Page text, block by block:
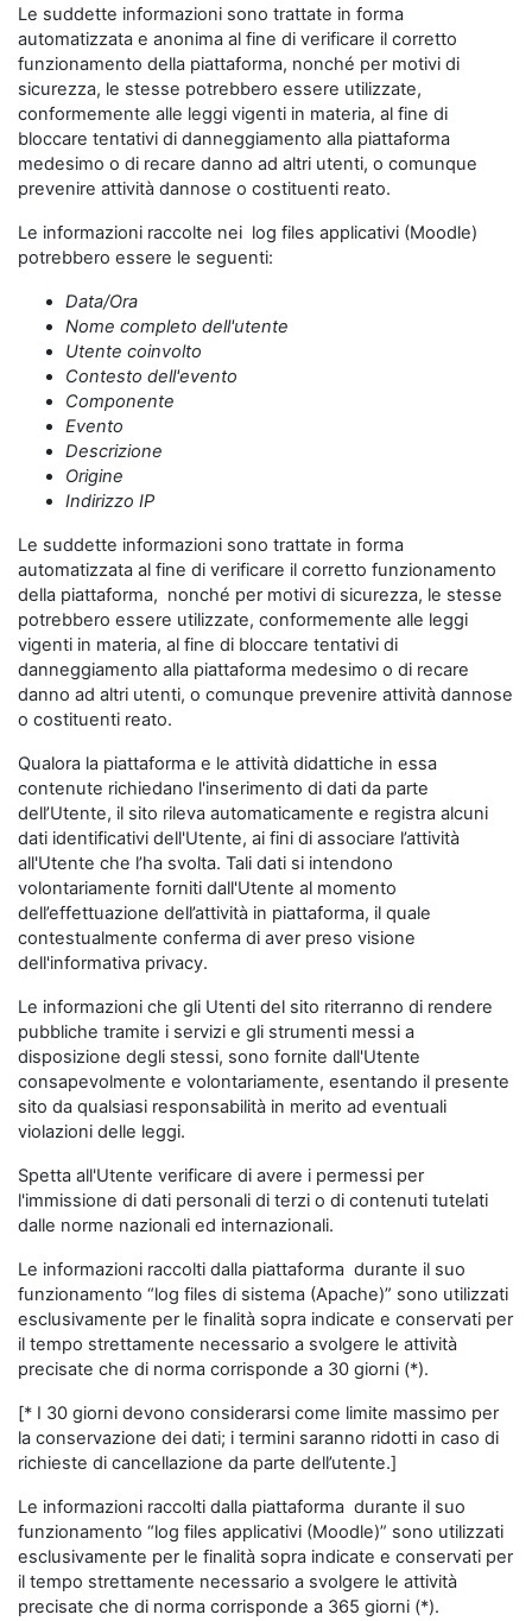
Le suddette informazioni sono trattate in forma
automatizzata e anonima al fine di verificare il corretto
funzionamento della piattaforma, nonché per motivi di
sicurezza, le stesse potrebbero essere utilizzate,
conformemente alle leggi vigenti in materia, al fine di
bloccare tentativi di danneggiamento alla piattaforma
medesimo o di recare danno ad altri utenti, o comunque
prevenire attività dannose o costituenti reato.
Le informazioni raccolte nei log files applicativi (Moodle)
potrebbero essere le seguenti:
Data/Ora
Nome completo dell'utente
Utente coinvolto
Contesto dell'evento
Componente
Evento
Descrizione
Origine
Indirizzo IP
Le suddette informazioni sono trattate in forma
automatizzata al fine di verificare il corretto funzionamento
della piattaforma, nonché per motivi di sicurezza, le stesse
potrebbero essere utilizzate, conformemente alle leggi
vigenti in materia, al fine di bloccare tentativi di
danneggiamento alla piattaforma medesimo o di recare
danno ad altri utenti, o comunque prevenire attività dannose
o costituenti reato.
Qualora la piattaforma e le attività didattiche in essa
contenute richiedano l'inserimento di dati da parte
dell’Utente, il sito rileva automaticamente e registra alcuni
dati identificativi dell'Utente, ai fini di associare l’attività
all'Utente che l’ha svolta. Tali dati si intendono
volontariamente forniti dall'Utente al momento
dell’effettuazione dell’attività in piattaforma, il quale
contestualmente conferma di aver preso visione
dell'informativa privacy.
Le informazioni che gli Utenti del sito riterranno di rendere
pubbliche tramite i servizi e gli strumenti messi a
disposizione degli stessi, sono fornite dall'Utente
consapevolmente e volontariamente, esentando il presente
sito da qualsiasi responsabilità in merito ad eventuali
violazioni delle leggi.
Spetta all'Utente verificare di avere i permessi per
l'immissione di dati personali di terzi o di contenuti tutelati
dalle norme nazionali ed internazionali.
Le informazioni raccolti dalla piattaforma durante il suo
funzionamento “log files di sistema (Apache)” sono utilizzati
esclusivamente per le finalità sopra indicate e conservati per
il tempo strettamente necessario a svolgere le attività
precisate che di norma corrisponde a 30 giorni (*).
[* I 30 giorni devono considerarsi come limite massimo per
la conservazione dei dati; i termini saranno ridotti in caso di
richieste di cancellazione da parte dell’utente.]
Le informazioni raccolti dalla piattaforma durante il suo
funzionamento “log files applicativi (Moodle)” sono utilizzati
esclusivamente per le finalità sopra indicate e conservati per
il tempo strettamente necessario a svolgere le attività
precisate che di norma corrisponde a 365 giorni (*).